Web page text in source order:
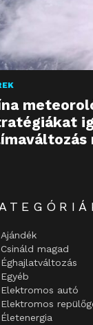
Ajándék
Csináld magad
Éghajlatváltozás
Egyéb
Elektromos autó
Elektromos
Életenergia